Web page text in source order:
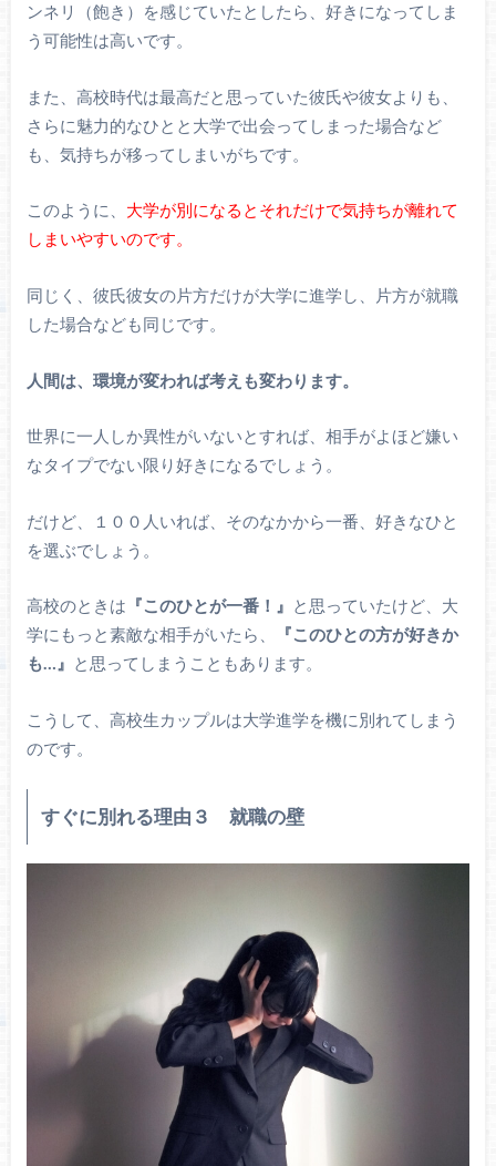
ンネリ（飽き）を感じていたとしたら、好きになってしま
う可能性は高いです。
また、高校時代は最高だと思っていた彼氏や彼女よりも、
さらに魅力的なひとと大学で出会ってしまった場合など
も、気持ちが移ってしまいがちです。
このように、 大学が別になるとそれだけで気持ちが離れて
しまいやすいのです。
同じく、彼氏彼女の片方だけが大学に進学し、片方が就職
した場合なども同じです。
人間は、環境が変われば考えも変わります。
世界に一人しか異性がいないとすれば、相手がよほど嫌い
なタイプでない限り好きになるでしょう。
だけど、１００人いれば、そのなかから一番、好きなひと
を選ぶでしょう。
高校のときは 『このひとが一番！』 と思っていたけど、大
学にもっと素敵な相手がいたら、
『このひとの方が好きか
も…』 と思ってしまうこともあります。
こうして、高校生カップルは大学進学を機に別れてしまう
のです。
すぐに別れる理由３ 就職の壁